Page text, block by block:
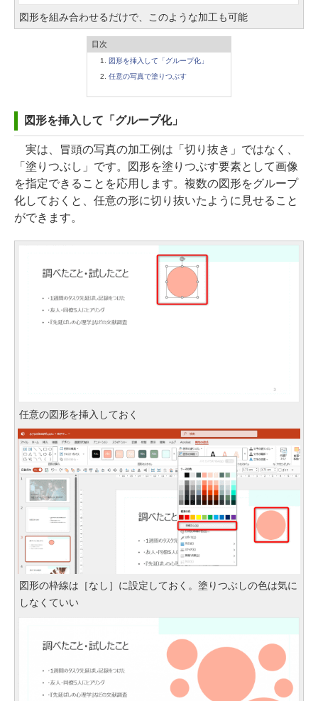
図形を組み合わせるだけで、このような加工も可能
目次
図形を挿入して「グループ化」
任意の写真で塗りつぶす
図形を挿入して「グループ化」
実は、冒頭の写真の加工例は「切り抜き」ではなく、
「塗りつぶし」です。図形を塗りつぶす要素として画像
を指定できることを応用します。複数の図形をグループ
化しておくと、任意の形に切り抜いたように見せること
ができます。
任意の図形を挿入しておく
図形の枠線は［なし］に設定しておく。塗りつぶしの色は気に
しなくていい